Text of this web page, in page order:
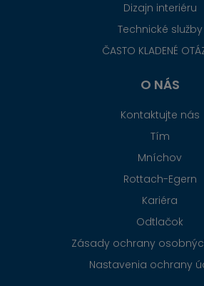
Dizajn interiéru
Technické služby
ČASTO KLADENÉ
O NÁS
Kontaktujte nás
Tím
Mníchov
Rottach-Egern
Kariéra
Odtlačok
Zásady ochrany
Nastavenia ochrany